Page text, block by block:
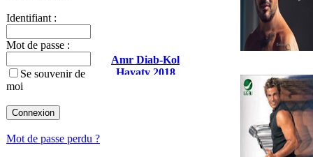
Identifiant :
Mot de passe :
Se souvenir de
moi
Mot de passe perdu ?
Amr Diab-Kol
Hayaty 2018